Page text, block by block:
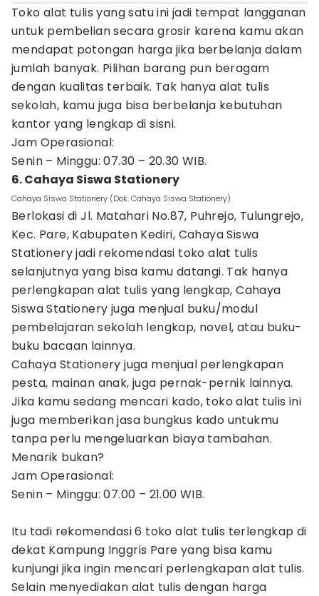
Toko alat tulis yang satu ini jadi tempat langganan
untuk pembelian secara grosir karena kamu akan
mendapat potongan harga jika berbelanja dalam
jumlah banyak. Pilihan barang pun beragam
dengan kualitas terbaik. Tak hanya alat tulis
sekolah, kamu juga bisa berbelanja kebutuhan
kantor yang lengkap di sisni.
Jam Operasional:
Senin – Minggu: 07.30 – 20.30 WIB.
6. Cahaya Siswa Stationery
Cahaya Siswa Stationery (Dok. Cahaya Siswa Stationery)
Berlokasi di Jl. Matahari No.87, Puhrejo, Tulungrejo,
Kec. Pare, Kabupaten Kediri, Cahaya Siswa
Stationery jadi rekomendasi toko alat tulis
selanjutnya yang bisa kamu datangi. Tak hanya
perlengkapan alat tulis yang lengkap, Cahaya
Siswa Stationery juga menjual buku/modul
pembelajaran sekolah lengkap, novel, atau buku-
buku bacaan lainnya.
Cahaya Stationery juga menjual perlengkapan
pesta, mainan anak, juga pernak-pernik lainnya.
Jika kamu sedang mencari kado, toko alat tulis ini
juga memberikan jasa bungkus kado untukmu
tanpa perlu mengeluarkan biaya tambahan.
Menarik bukan?
Jam Operasional:
Senin – Minggu: 07.00 – 21.00 WIB.
Itu tadi rekomendasi 6 toko alat tulis terlengkap di
dekat Kampung Inggris Pare yang bisa kamu
kunjungi jika ingin mencari perlengkapan alat tulis.
Selain menyediakan alat tulis dengan harga